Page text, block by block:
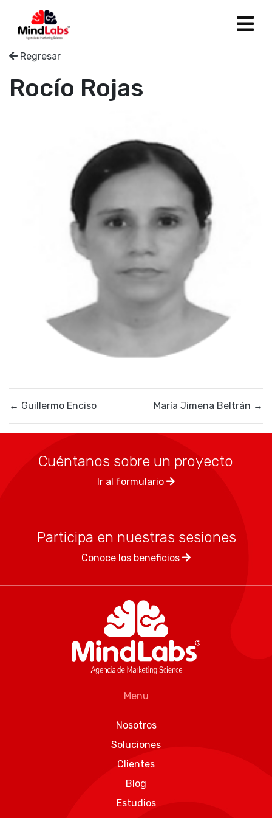
+57 3046704425
contacto@mindlabs.co
Blog
Estudios
Panelistas
Contáctanos
Regresar
Rocío Rojas
← Guillermo Enciso María Jimena Beltrán →
Cuéntanos sobre un proyecto
Ir al formulario
Participa en nuestras sesiones
Conoce los beneficios
Menu
Nosotros
Soluciones
Clientes
Blog
Estudios